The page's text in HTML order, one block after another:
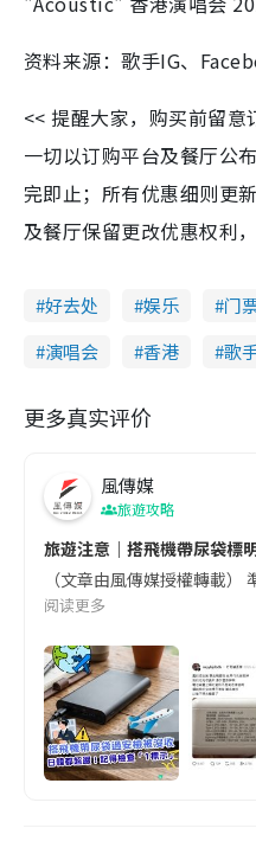
资料来源：歌手IG、
<< 提醒大家，购买前留意
一切以订购平台及餐厅公
完即止；所有优惠细则更
及餐厅保留更改优惠权利
好去处 娱乐 门
演唱会
香港 歌
更多真实评价
風傳媒
旅遊攻略
旅遊注意｜搭飛機帶尿袋標
（文章由風傳媒授權轉載
阅读更多